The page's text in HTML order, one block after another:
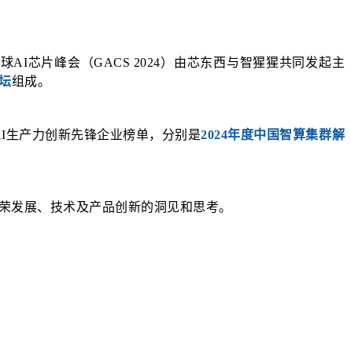
AI芯片峰会（GACS 2024）由芯东西与智猩猩共同发起主
组成。
产力创新先锋企业榜单，分别是2024年度中国智算集群解
发展、技术及产品创新的洞见和思考。